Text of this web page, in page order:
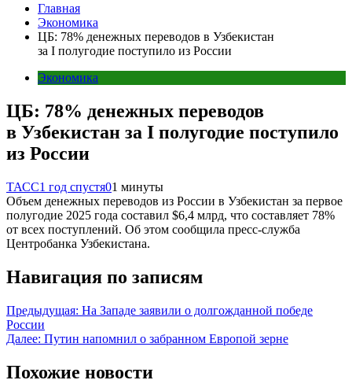
Главная
Экономика
ЦБ: 78% денежных переводов в Узбекистан
за I полугодие поступило из России
Экономика
ЦБ: 78% денежных переводов
в Узбекистан за I полугодие поступило
из России
ТАСС1 год спустя01 минуты
Объем денежных переводов из России в Узбекистан за первое
полугодие 2025 года составил $6,4 млрд, что составляет 78%
от всех поступлений. Об этом сообщила пресс-служба
Центробанка Узбекистана.
Навигация по записям
Предыдущая: На Западе заявили о долгожданной победе
России
Далее: Путин напомнил о забранном Европой зерне
Похожие новости